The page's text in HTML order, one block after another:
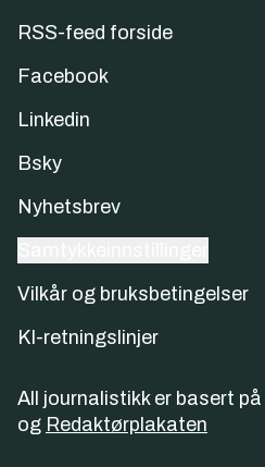
RSS-feed forside
Facebook
Linkedin
Bsky
Nyhetsbrev
Vilkår og bruksbetingelser
KI-retningslinjer
All journalistikk er basert på
og Redaktørplakaten